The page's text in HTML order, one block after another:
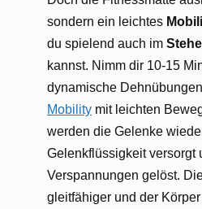
sondern ein leichtes
du spielend auch im
kannst. Nimm dir 10-15
dynamische
Mobility mit leichten
werden die Gelenke
Gelenkflüssigkeit versorgt
Verspannungen gelöst.
gleitfähiger und der